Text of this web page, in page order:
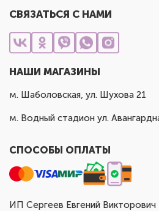
СВЯЗАТЬСЯ С НАМИ
НАШИ МАГАЗИНЫ
м. Шаболовская, ул. Шухова 21
м. Водный стадион ул.
СПОСОБЫ ОПЛАТЫ
ИП Сергеев Евгений Викторович